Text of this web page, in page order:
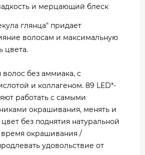
и мерцающий блеск
глянца" придает
волосам и максимальную
цвета.
без аммиака, с
и коллагеном. 89 LED*-
работать с самыми
окрашивания, менять и
без поднятия натуральной
время окрашивания /
удовольствие от